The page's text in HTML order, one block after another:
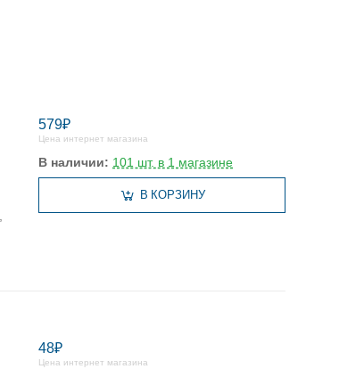
579₽
Цена интернет магазина
В наличии: 101 шт. в 1 магазине
В КОРЗИНУ
48₽
Цена интернет магазина